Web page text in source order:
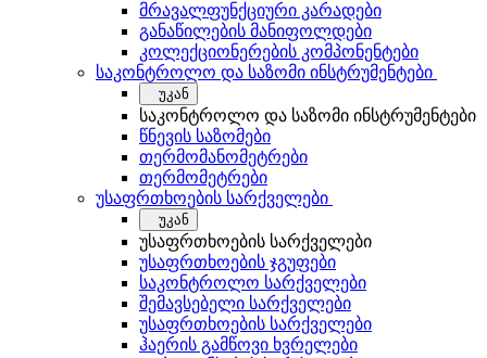
მრავალფუნქციური კარადები
განაწილების მანიფოლდები
კოლექციონერების კომპონენტები
საკონტროლო და საზომი ინსტრუმენტები
უკან
საკონტროლო და საზომი ინსტრუმენტები
წნევის საზომები
თერმომანომეტრები
თერმომეტრები
უსაფრთხოების სარქველები
უკან
უსაფრთხოების სარქველები
უსაფრთხოების ჯგუფები
საკონტროლო სარქველები
შემავსებელი სარქველები
უსაფრთხოების სარქველები
ჰაერის გამწოვი ხვრელები